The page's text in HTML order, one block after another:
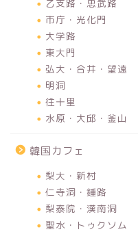
乙支路・忠武路
市庁・光化門
大学路
東大門
弘大・合井・望遠
明洞
往十里
水原・大邱・釜山
韓国カフェ
梨大・新村
仁寺洞・鍾路
梨泰院・漢南洞
聖水・トゥクソム